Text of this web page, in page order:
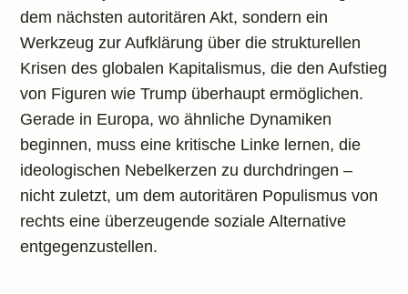
dem nächsten autoritären Akt, sondern ein
Werkzeug zur Aufklärung über die strukturellen
Krisen des globalen Kapitalismus, die den Aufstieg
von Figuren wie Trump überhaupt ermöglichen.
Gerade in Europa, wo ähnliche Dynamiken
beginnen, muss eine kritische Linke lernen, die
ideologischen Nebelkerzen zu durchdringen –
nicht zuletzt, um dem autoritären Populismus von
rechts eine überzeugende soziale Alternative
entgegenzustellen.